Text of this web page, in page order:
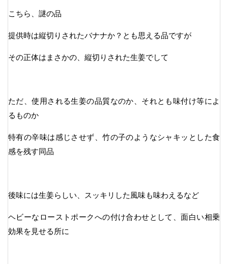
こちら、謎の品
提供時は縦切りされたバナナか？とも思える品ですが
その正体はまさかの、縦切りされた生姜でして
ただ、使用される生姜の品質なのか、それとも味付け等によ
るものか
特有の辛味は感じさせず、竹の子のようなシャキッとした食
感を残す同品
後味には生姜らしい、スッキリした風味も味わえるなど
ヘビーなローストポークへの付け合わせとして、面白い相乗
効果を見せる所に